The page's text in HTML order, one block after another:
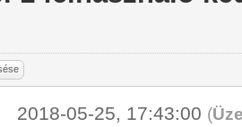
2018-05-25, 17:43:00 (